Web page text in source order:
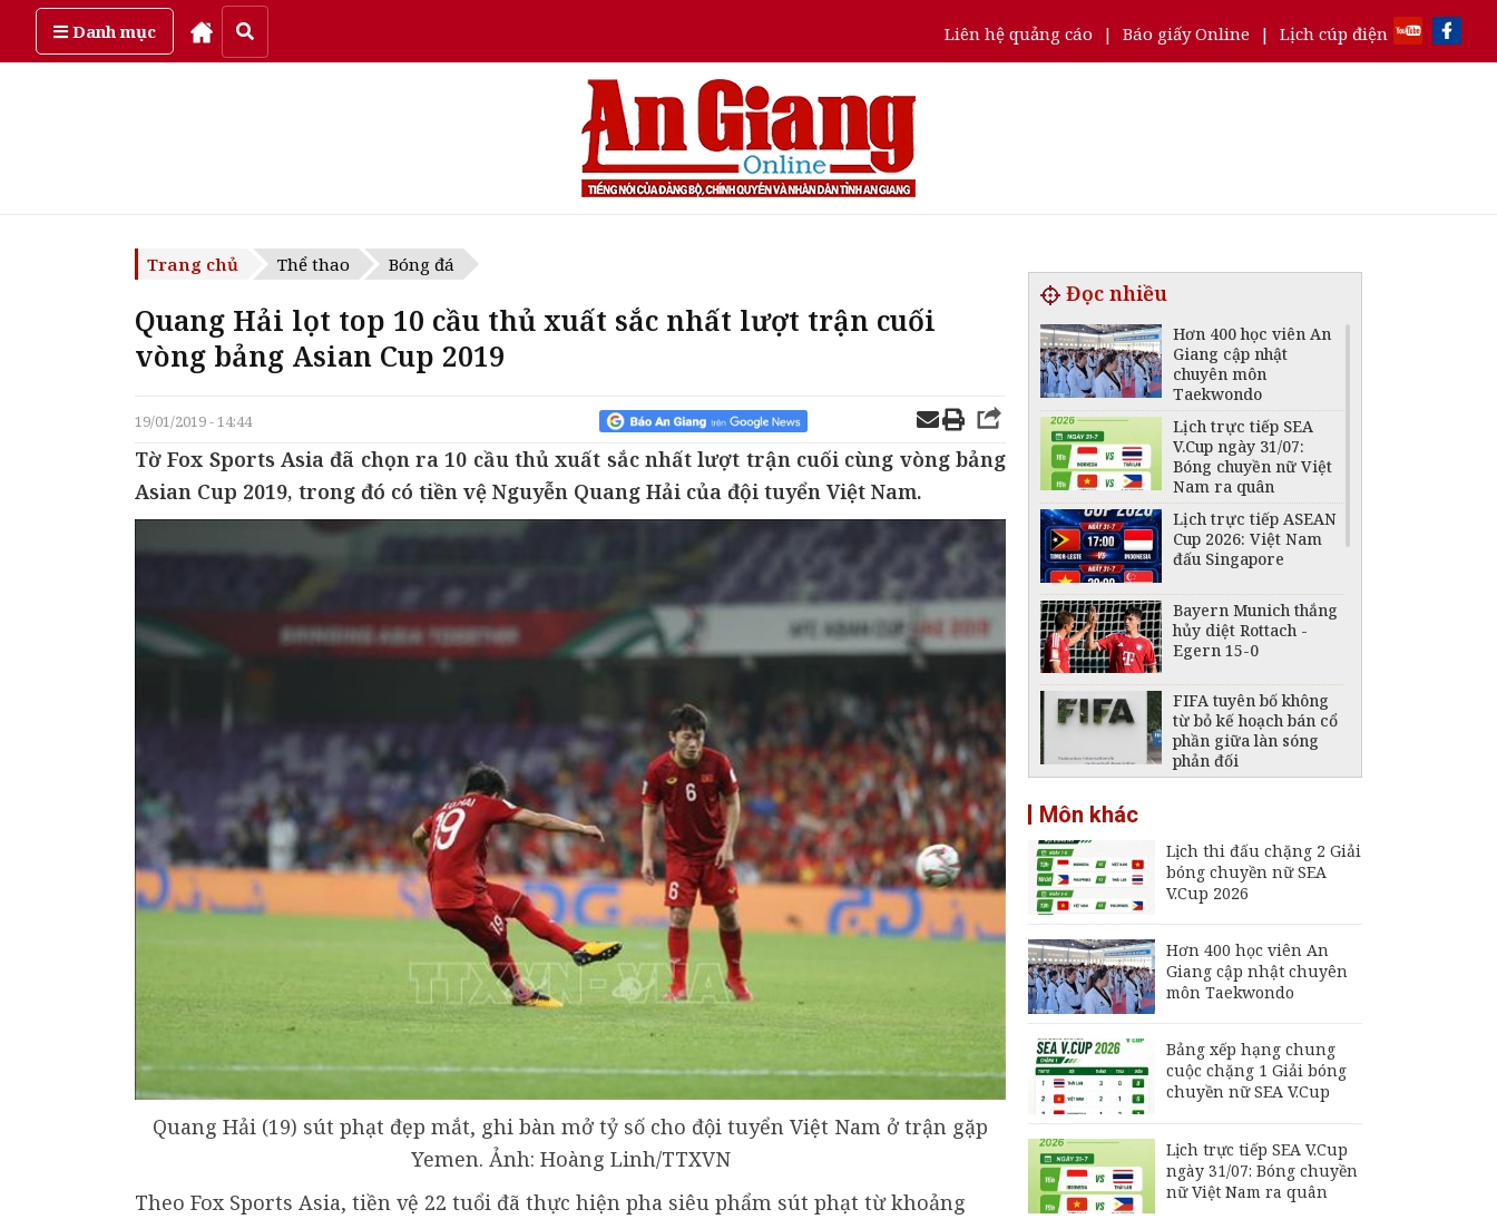
Danh mục Liên hệ quảng cáo | Báo giấy Online | Lịch cúp điện
Thứ năm, ngày 6/08/2026
Trang chủ Thể thao Bóng đá
Quang Hải lọt top 10 cầu thủ xuất sắc nhất lượt trận cuối
vòng bảng Asian Cup 2019
19/01/2019 - 14:44
Tờ Fox Sports Asia đã chọn ra 10 cầu thủ xuất sắc nhất lượt trận cuối cùng vòng bảng
Asian Cup 2019, trong đó có tiền vệ Nguyễn Quang Hải của đội tuyển Việt Nam.
Quang Hải (19) sút phạt đẹp mắt, ghi bàn mở tỷ số cho đội tuyển Việt Nam ở trận gặp
Yemen. Ảnh: Hoàng Linh/TTXVN
Theo Fox Sports Asia, tiền vệ 22 tuổi đã thực hiện pha siêu phẩm sút phạt từ khoảng
Đọc nhiều
Hơn 400 học viên An
Giang cập nhật
chuyên môn
Taekwondo
Lịch trực tiếp SEA
V.Cup ngày 31/07:
Bóng chuyền nữ Việt
Nam ra quân
Lịch trực tiếp ASEAN
Cup 2026: Việt Nam
đấu Singapore
Bayern Munich thắng
hủy diệt Rottach -
Egern 15-0
FIFA tuyên bố không
từ bỏ kế hoạch bán cổ
phần giữa làn sóng
phản đối
cơ hội chiếm ngôi đầu
Lịch trực tiếp ASEAN
Cup 2026 ngày 3/8:
Nam
Lịch trực tiếp ASEAN
Cup 2026 ngày 4/8:
Lan
Đội tuyển Futsal Việt
Nam gây bất ngờ
Bảng xếp hạng chung
cuộc chặng 1 Giải
bóng chuyền nữ SEA
Môn khác
Lịch thi đấu chặng 2 Giải
bóng chuyền nữ SEA
V.Cup 2026
Hơn 400 học viên An
Giang cập nhật chuyên
môn Taekwondo
Bảng xếp hạng chung
cuộc chặng 1 Giải bóng
chuyền nữ SEA V.Cup
Lịch trực tiếp SEA V.Cup
ngày 31/07: Bóng chuyền
nữ Việt Nam ra quân